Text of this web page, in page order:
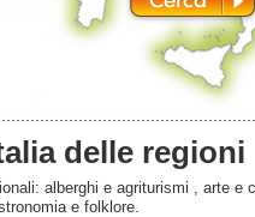
delle regioni
alberghi e agriturismi , arte e
e folklore.